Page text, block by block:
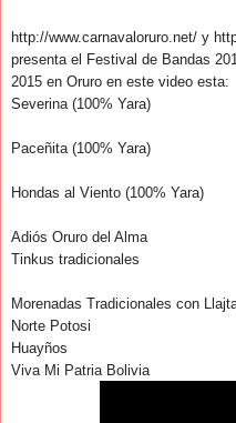
http://www.carnavaloruro.net/ y
presenta el Festival de Bandas
2015 en Oruro en este video esta:
Severina (100% Yara)
Paceñita (100% Yara)
Hondas al Viento (100% Yara)
Adiós Oruro del Alma
Tinkus tradicionales
Morenadas Tradicionales con
Norte Potosi
Huayños
Viva Mi Patria Bolivia